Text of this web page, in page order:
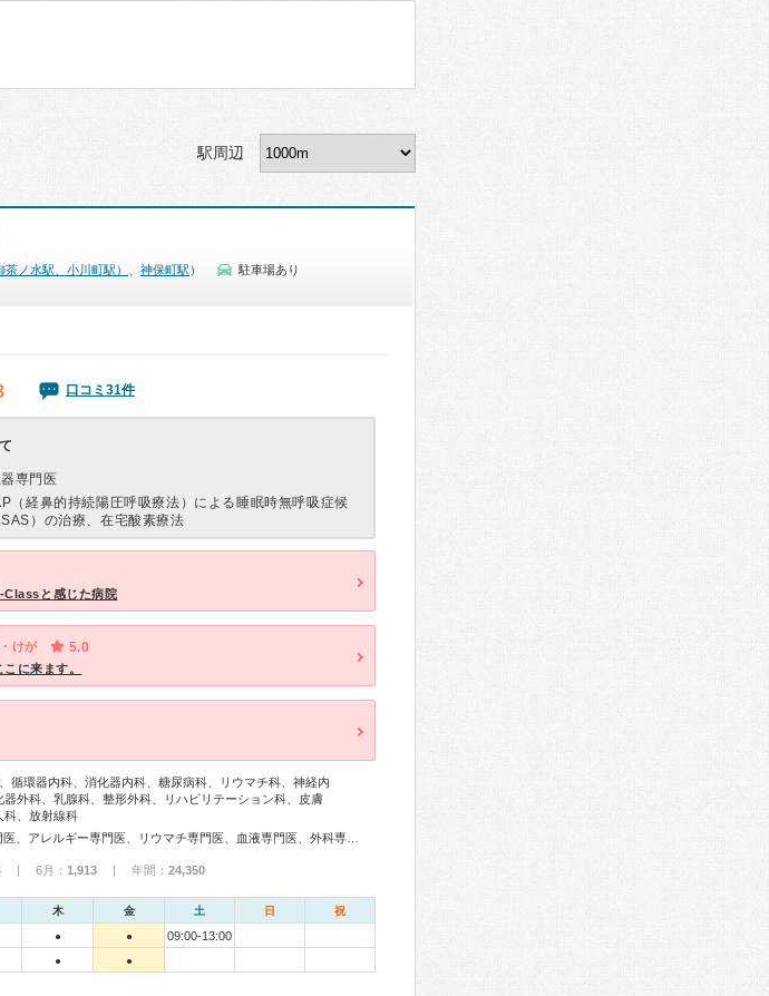
駅周辺
ノ水駅、小川町駅） 神保町駅 ）
駐車場あり
口コミ31件
専門医
（経鼻的持続陽圧呼吸療法）による睡眠時無呼吸症候
）の治療、在宅酸素療法
と感じた病院
けが 5.0
に来ます。
、循環器内科、消化器内科、糖尿病科、リウマチ科、神経内
器外科、乳腺科、整形外科、リハビリテーション科、皮膚
科、放射線科
| 6月： 1,913 | 年間： 24,350
木 金 土 日 祝
● ●
09:00-13:00
● ●